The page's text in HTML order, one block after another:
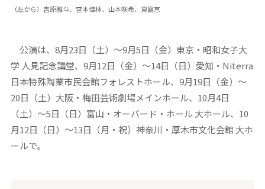
（左から）吉原雅斗、宮本佳林、山本咲希、東島京
公演は、8月23日（土）～9月5日（金）東京・昭和女子大
学 人見記念講堂、9月12日（金）～14日（日）愛知・Niterra
日本特殊陶業市民会館フォレストホール、9月19日（金）～
20日（土）大阪・梅田芸術劇場メインホール、10月4日
（土）～5日（日）富山・オーバード・ホール 大ホール、10
月12日（日）～13日（月・祝）神奈川・厚木市文化会館 大ホ
ールで。